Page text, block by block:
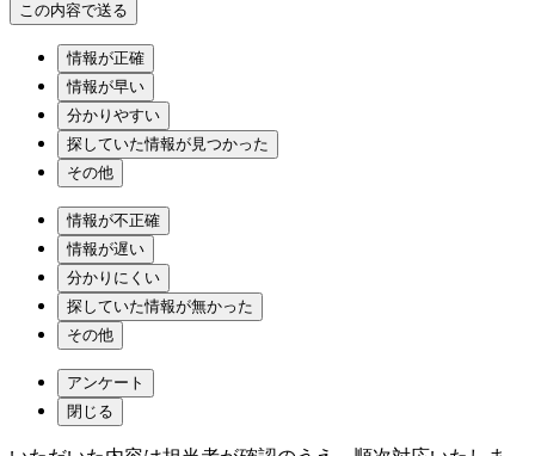
情報が正確
情報が早い
分かりやすい
探していた情報が見つかった
その他
情報が不正確
情報が遅い
分かりにくい
探していた情報が無かった
その他
アンケート
閉じる